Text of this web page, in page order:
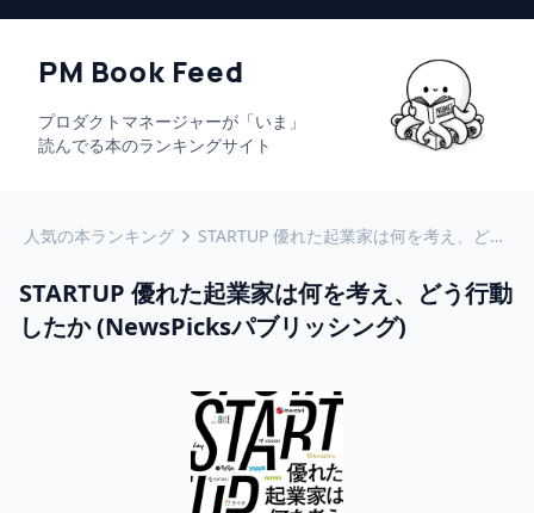
PM Book Feed
プロダクトマネージャーが「いま」
読んでる本のランキングサイト
人気の本ランキング STARTUP 優れた起業家は何を考え、どう行動したか (NewsPicksパブリッシング)
STARTUP 優れた起業家は何を考え、どう行動
したか (NewsPicksパブリッシング)